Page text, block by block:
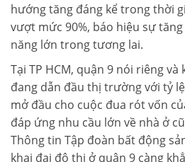
hướng tăng đáng kể trong thời
vượt mức 90%, báo hiệu sự
năng lớn trong tương lai.
Tại TP HCM, quận 9 nói riêng
đang dẫn đầu thị trường với tỷ
mở đầu cho cuộc đua rót vốn
đáp ứng nhu cầu lớn về nhà ở
Thông tin Tập đoàn bất động
khai đại đô thị ở quận 9 càng